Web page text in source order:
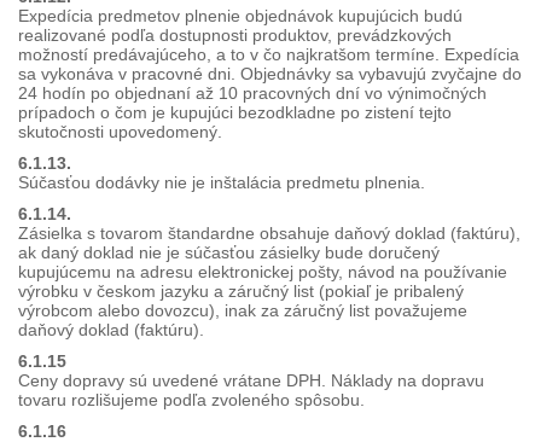
Expedícia predmetov plnenie objednávok kupujúcich budú
realizované podľa dostupnosti produktov, prevádzkových
možností predávajúceho, a to v čo najkratšom termíne. Expedícia
sa vykonáva v pracovné dni. Objednávky sa vybavujú zvyčajne do
24 hodín po objednaní až 10 pracovných dní vo výnimočných
prípadoch o čom je kupujúci bezodkladne po zistení tejto
skutočnosti upovedomený.
6.1.13.
Súčasťou dodávky nie je inštalácia predmetu plnenia.
6.1.14.
Zásielka s tovarom štandardne obsahuje daňový doklad (faktúru),
ak daný doklad nie je súčasťou zásielky bude doručený
kupujúcemu na adresu elektronickej pošty, návod na používanie
výrobku v českom jazyku a záručný list (pokiaľ je pribalený
výrobcom alebo dovozcu), inak za záručný list považujeme
daňový doklad (faktúru).
6.1.15
Ceny dopravy sú uvedené vrátane DPH. Náklady na dopravu
tovaru rozlišujeme podľa zvoleného spôsobu.
6.1.16